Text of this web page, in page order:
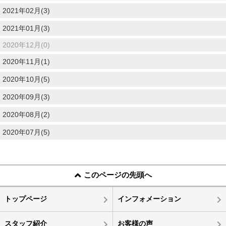
2021年02月(3)
2021年01月(3)
2020年12月(0)
2020年11月(1)
2020年10月(5)
2020年09月(3)
2020年08月(2)
2020年07月(5)
このページの先頭へ
トップページ インフォメーション
スタッフ紹介 お客様の声